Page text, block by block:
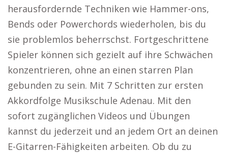
herausfordernde Techniken wie Hammer-ons,
Bends oder Powerchords wiederholen, bis du
sie problemlos beherrschst. Fortgeschrittene
Spieler können sich gezielt auf ihre Schwächen
konzentrieren, ohne an einen starren Plan
gebunden zu sein. Mit 7 Schritten zur ersten
Akkordfolge Musikschule Adenau. Mit den
sofort zugänglichen Videos und Übungen
kannst du jederzeit und an jedem Ort an deinen
E-Gitarren-Fähigkeiten arbeiten. Ob du zu